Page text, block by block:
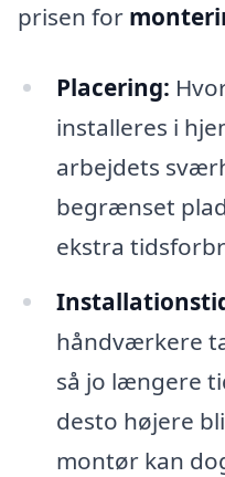
prisen for
Placering:
installeres i
arbejdets
begrænset
ekstra
håndværkere
så jo længere
desto højere
montør kan